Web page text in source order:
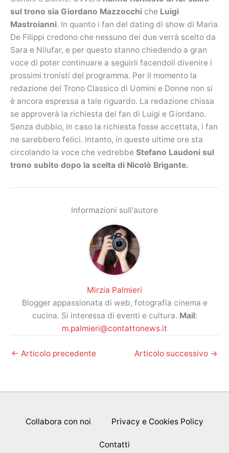
sul trono sia Giordano Mazzocchi che Luigi
Mastroianni. In quanto i fan del dating di show di Maria
De Filippi credono che nessuno dei due verrà scelto da
Sara e Nilufar, e per questo stanno chiedendo a gran
voce di poter continuare a seguirli facendoli divenire i
prossimi tronisti del programma. Per il momento la
redazione del Trono Classico di Uomini e Donne non si
è ancora espressa a tale riguardo. La redazione chissa
se approverà la richiesta dei fan di Luigi e Giordano.
Senza dubbio, in caso la richiesta fosse accettata, i fan
ne sarebbero felici. Intanto, in queste ultime ore sta
circolando la voce che vedrebbe Stefano Laudoni sul
trono subito dopo la scelta di Nicolò Brigante.
Informazioni sull'autore
Mirzia Palmieri
Blogger appassionata di web, fotografia cinema e
cucina. Si interessa di eventi e cultura. Mail:
m.palmieri@contattonews.it
← Articolo precedente Articolo successivo →
Collabora con noi Privacy e Cookies Policy
Contatti